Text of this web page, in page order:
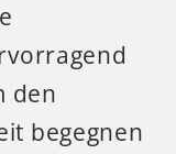
den
begegnen